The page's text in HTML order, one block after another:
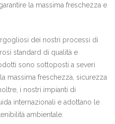
la massima freschezza e
dei nostri processi di
standard di qualità e
sono sottoposti a severi
massima freschezza, sicurezza
i nostri impianti di
internazionali e adottano le
ambientale.